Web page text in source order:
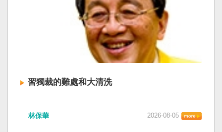
習獨裁的難處和大清洗
林保華 2026-08-05